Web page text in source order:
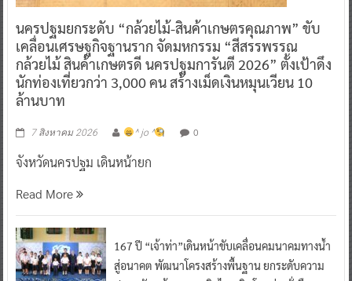
นครปฐมยกระดับ “กล้วยไม้-สินค้าเกษตรคุณภาพ” ขับ
เคลื่อนเศรษฐกิจฐานราก จัดมหกรรม “สีสรรพรรณ
กล้วยไม้ สินค้าเกษตรดี นครปฐมการันตี 2026” ตั้งเป้าดึง
นักท่องเที่ยวกว่า 3,000 คน สร้างเม็ดเงินหมุนเวียน 10
ล้านบาท
7 สิงหาคม 2026 ^ jo ^ 0
จังหวัดนครปฐม เดินหน้ายก
Read More
167 ปี “เจ้าท่า”เดินหน้าขับเคลื่อนคมนาคมทางน้ำ
สู่อนาคต พัฒนาโครงสร้างพื้นฐาน ยกระดับความ